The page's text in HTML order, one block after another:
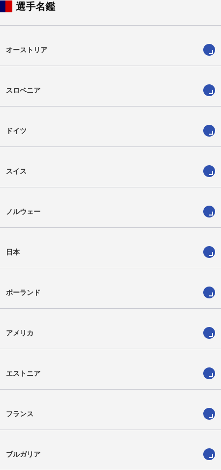
選手名鑑
オーストリア
スロベニア
ドイツ
スイス
ノルウェー
日本
ポーランド
アメリカ
エストニア
フランス
ブルガリア